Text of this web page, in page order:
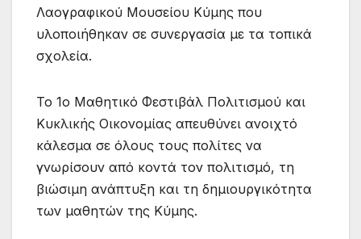
Λαογραφικού Μουσείου Κύμης που
υλοποιήθηκαν σε συνεργασία με τα τοπικά
σχολεία.
Το 1ο Μαθητικό Φεστιβάλ Πολιτισμού και
Κυκλικής Οικονομίας απευθύνει ανοιχτό
κάλεσμα σε όλους τους πολίτες να
γνωρίσουν από κοντά τον πολιτισμό, τη
βιώσιμη ανάπτυξη και τη δημιουργικότητα
των μαθητών της Κύμης.